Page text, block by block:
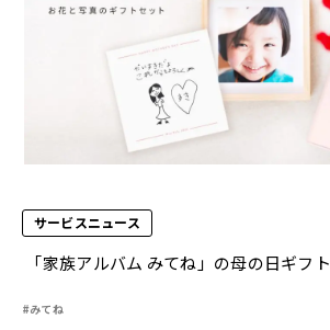
サービスニュース
「家族アルバム みてね」の母の日ギフ
#みてね